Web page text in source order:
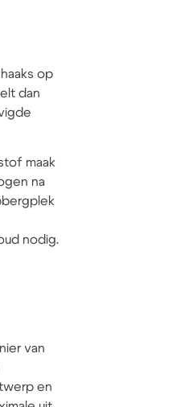
op
dan
maak
na
nodig.
van
en